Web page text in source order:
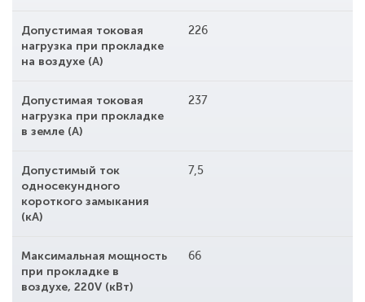
Допустимая токовая
нагрузка при прокладке
на воздухе (А)
226
Допустимая токовая
нагрузка при прокладке
в земле (А)
237
Допустимый ток
односекундного
короткого замыкания
(кА)
7,5
Максимальная мощность
при прокладке в
воздухе, 220V (кВт)
66